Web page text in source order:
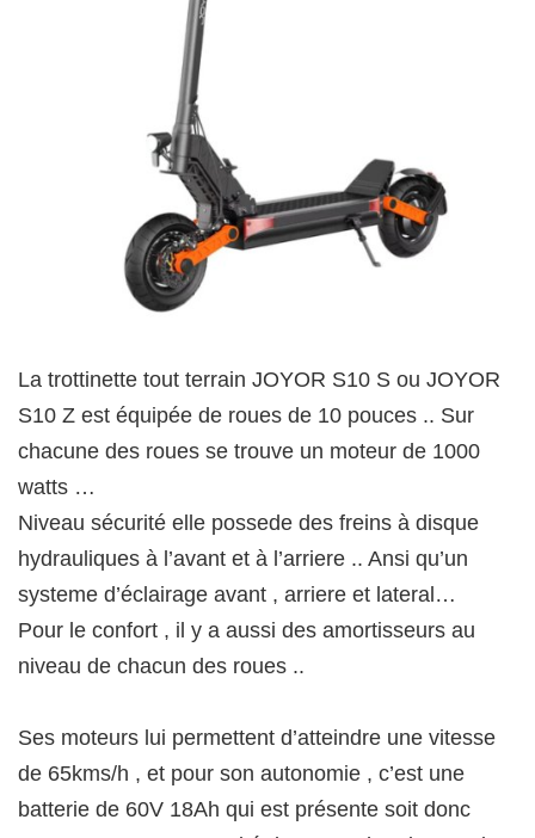
La trottinette tout terrain JOYOR S10 S ou JOYOR
S10 Z est équipée de roues de 10 pouces .. Sur
chacune des roues se trouve un moteur de 1000
watts …
Niveau sécurité elle possede des freins à disque
hydrauliques à l’avant et à l’arriere .. Ansi qu’un
systeme d’éclairage avant , arriere et lateral…
Pour le confort , il y a aussi des amortisseurs au
niveau de chacun des roues ..
Ses moteurs lui permettent d’atteindre une vitesse
de 65kms/h , et pour son autonomie , c’est une
batterie de 60V 18Ah qui est présente soit donc